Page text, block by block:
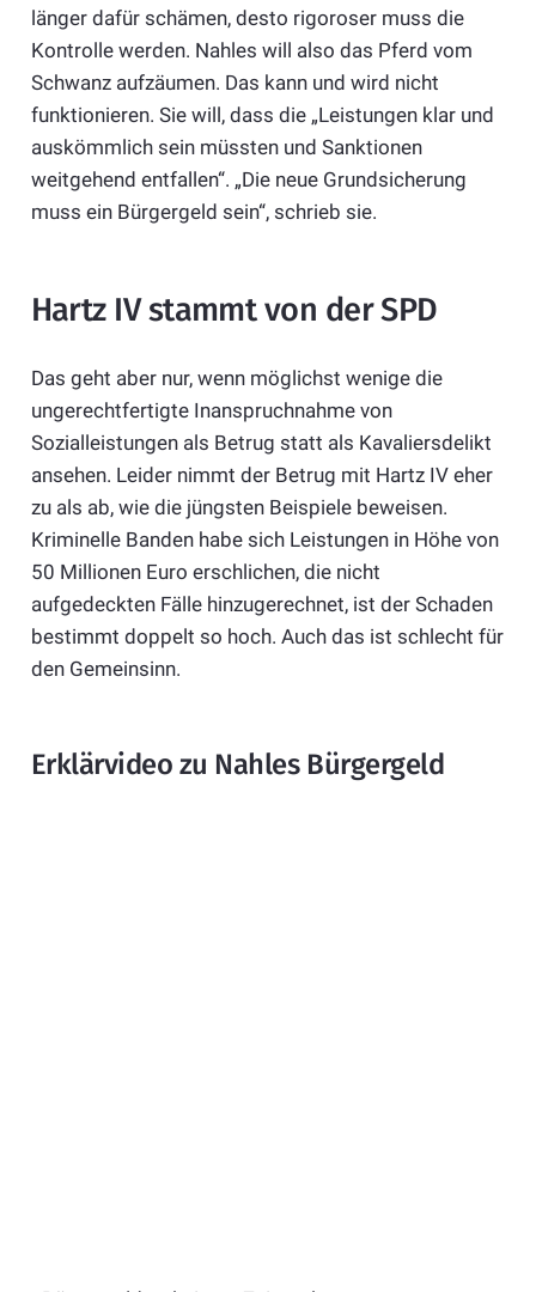
länger dafür schämen, desto rigoroser muss die
Kontrolle werden. Nahles will also das Pferd vom
Schwanz aufzäumen. Das kann und wird nicht
funktionieren. Sie will, dass die „Leistungen klar und
auskömmlich sein müssten und Sanktionen
weitgehend entfallen“. „Die neue Grundsicherung
muss ein Bürgergeld sein“, schrieb sie.
Hartz IV stammt von der SPD
Das geht aber nur, wenn möglichst wenige die
ungerechtfertigte Inanspruchnahme von
Sozialleistungen als Betrug statt als Kavaliersdelikt
ansehen. Leider nimmt der Betrug mit Hartz IV eher
zu als ab, wie die jüngsten Beispiele beweisen.
Kriminelle Banden habe sich Leistungen in Höhe von
50 Millionen Euro erschlichen, die nicht
aufgedeckten Fälle hinzugerechnet, ist der Schaden
bestimmt doppelt so hoch. Auch das ist schlecht für
den Gemeinsinn.
Erklärvideo zu Nahles Bürgergeld